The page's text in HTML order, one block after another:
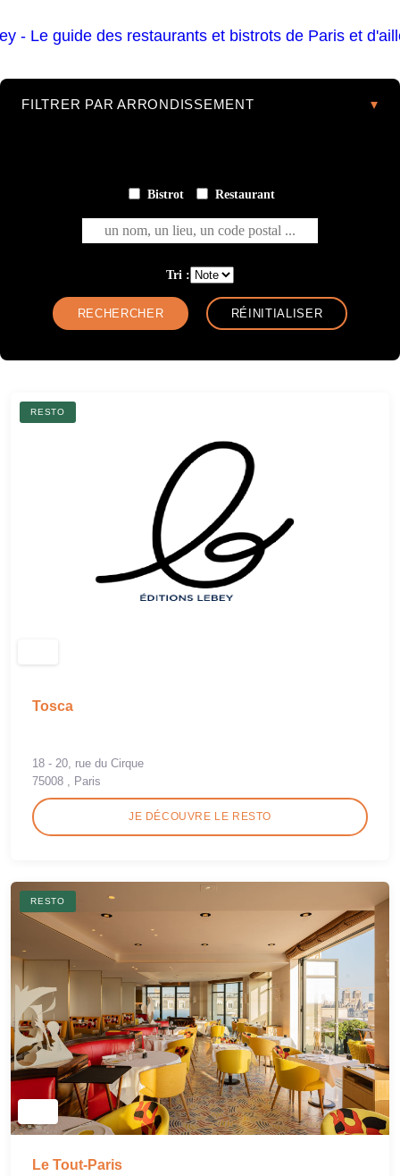
FILTRER PAR ARRONDISSEMENT
Bistrot Restaurant
un nom, un lieu, un code postal ...
Tri :
RESTO
Tosca
18 - 20, rue du Cirque
75008 , Paris
JE DÉCOUVRE LE RESTO
RESTO
Le Tout-Paris